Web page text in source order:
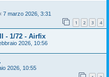
7 marzo 2026, 3:31
1 2 3 4
- 1/72 - Airfix
2026, 10:56
2026, 10:55